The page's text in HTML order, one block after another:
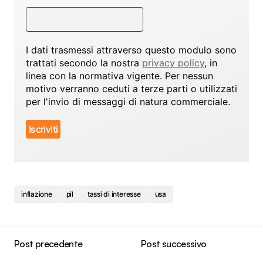
I dati trasmessi attraverso questo modulo sono
trattati secondo la nostra privacy policy, in
linea con la normativa vigente. Per nessun
motivo verranno ceduti a terze parti o utilizzati
per l'invio di messaggi di natura commerciale.
inflazione pil tassi di interesse usa
Post precedente
Post successivo